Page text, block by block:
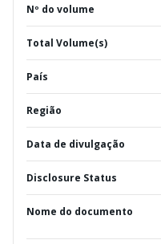
Nº do volume
Total Volume(s)
País
Região
Data de divulgação
Disclosure Status
Nome do documento